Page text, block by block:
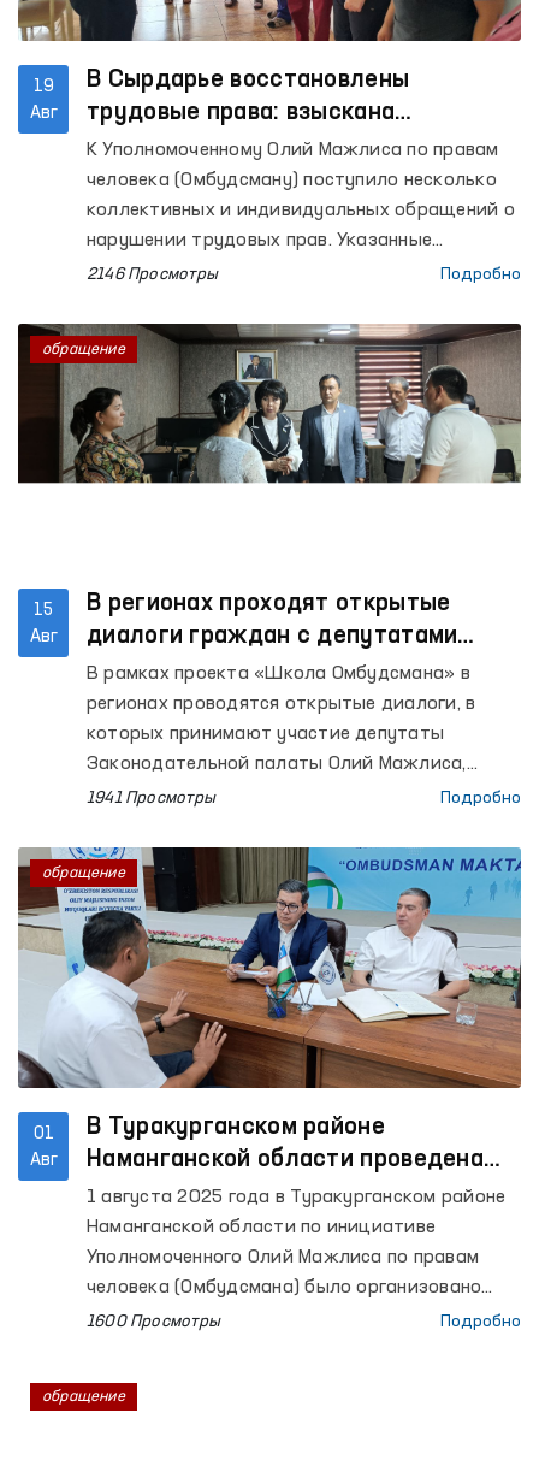
19
Авг
В Сырдарье восстановлены
трудовые права: взыскана
заработная плата в размере 38
миллионов сумов, отменено
незаконное взыскание
К Уполномоченному Олий Мажлиса по правам
человека (Омбудсману) поступило несколько
коллективных и индивидуальных обращений о
нарушении трудовых прав. Указанные
обращения были изучены региональным
области совместно с главным управлением по
сокращению бедности и занятости области.
2146 Просмотры Подробно
15
Авг
В регионах проходят открытые
диалоги граждан с депутатами
нижней палаты парламента и
региональными представителями
Омбудсмана
В рамках проекта «Школа Омбудсмана» в
регионах проводятся открытые диалоги, в
которых принимают участие депутаты
Законодательной палаты Олий Мажлиса,
избранные от данных территорий, и изучают
служит эффективному решению проблем
граждан, обеспечению их прав и законных
интересов, а также укреплению диалога
между государственными органами и
населением.
1941 Просмотры Подробно
обращение
01
Авг
В Туракурганском районе
Наманганской области проведена
Школа Омбудсмана на основе
анализа обращений
1 августа 2025 года в Туракурганском районе
Наманганской области по инициативе
Уполномоченного Олий Мажлиса по правам
человека (Омбудсмана) было организовано
мероприятие в рамках проекта «Школа
1600 Просмотры Подробно
обращение
обращение